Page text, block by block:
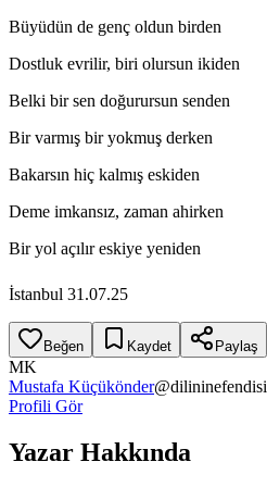
Büyüdün de genç oldun birden
Dostluk evrilir, biri olursun ikiden
Belki bir sen doğurursun senden
Bir varmış bir yokmuş derken
Bakarsın hiç kalmış eskiden
Deme imkansız, zaman ahirken
Bir yol açılır eskiye yeniden
İstanbul 31.07.25
Beğen Kaydet Paylaş
MK
Mustafa Küçükönder@dilininefendisi
Profili Gör
Yazar Hakkında